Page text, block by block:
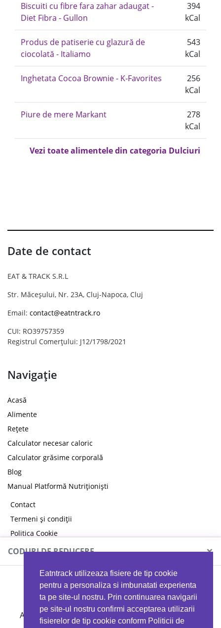
Eatntrack utilizeaza fisiere de tip cookie
pentru a personaliza si imbunatati experienta
ta pe site-ul nostru. Prin continuarea navigarii
pe site-ul nostru confirmi acceptarea utilizarii
fisierelor de tip cookie conform Politicii de
Biscuiti cu fibre fara zahar adaugat -
Diet Fibra - Gullon
394
kCal
Produs de patiserie cu glazură de
ciocolată - Italiamo
543
kCal
Inghetata Cocoa Brownie - K-Favorites
256
kCal
Piure de mere Markant
278
kCal
Vezi toate alimentele din categoria Dulciuri
Date de contact
EAT & TRACK S.R.L
Str. Măceșului, Nr. 23A, Cluj-Napoca, Cluj
Email: contact@eatntrack.ro
CUI: RO39757359
Registrul Comerțului: J12/1798/2021
Navigație
Acasă
Alimente
Rețete
Calculator necesar caloric
Calculator grăsime corporală
Blog
Manual Platformă Nutriționiști
Contact
Termeni și condiții
Politica Cookie
Politica de confidențialitate
CODURI DE REDUCERE ×
MYPROTEIN
Ai 40%reducere la orice comandă folosind codul